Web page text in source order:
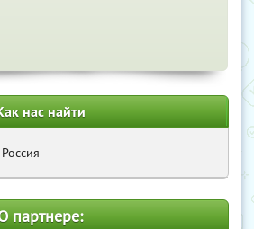
нас найти
Россия
партнере: